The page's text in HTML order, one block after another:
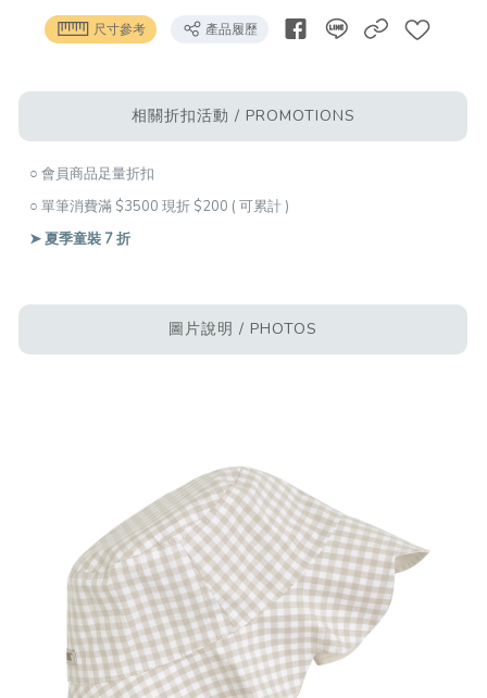
尺寸參考 產品履歷
相關折扣活動 / PROMOTIONS
○ 會員商品足量折扣
○ 單筆消費滿 $3500 現折 $200 ( 可累計 )
➤ 夏季童裝 7 折
圖片說明 / PHOTOS